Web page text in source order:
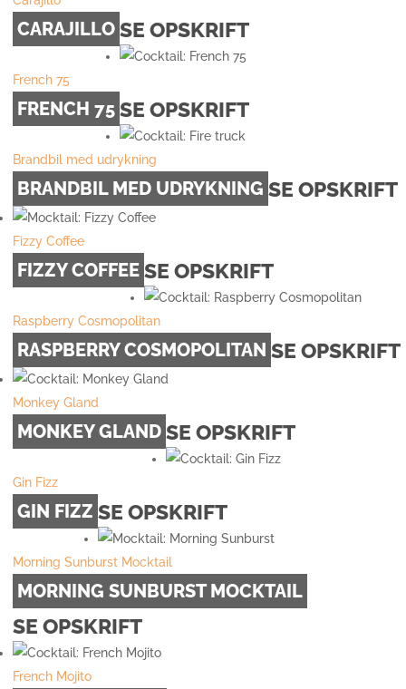
CARAJILLO SE OPSKRIFT
French 75
FRENCH 75 SE OPSKRIFT
Brandbil med udrykning
BRANDBIL MED UDRYKNING SE OPSKRIFT
Fizzy Coffee
FIZZY COFFEE SE OPSKRIFT
Raspberry Cosmopolitan
RASPBERRY COSMOPOLITAN SE OPSKRIFT
Monkey Gland
MONKEY GLAND SE OPSKRIFT
Gin Fizz
GIN FIZZ SE OPSKRIFT
Morning Sunburst Mocktail
MORNING SUNBURST MOCKTAIL
SE OPSKRIFT
French Mojito